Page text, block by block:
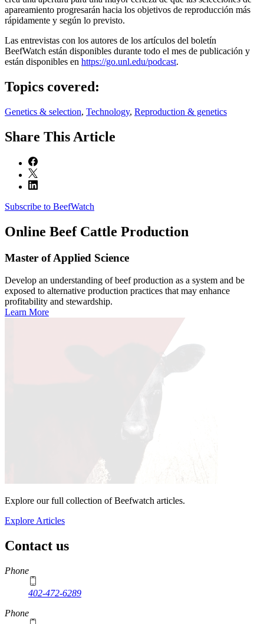
apareamiento progresarán hacia los objetivos de reproducción más
rápidamente y según lo previsto.
Las entrevistas con los autores de los artículos del boletín
BeefWatch están disponibles durante todo el mes de publicación y
están disponibles en https://go.unl.edu/podcast.
Topics covered:
Genetics & selection, Technology, Reproduction & genetics
Share This Article
Subscribe to BeefWatch
Online Beef Cattle Production
Master of Applied Science
Develop an understanding of beef production as a system and be
exposed to alternative production practices that may enhance
profitability and stewardship.
Learn More
Explore our full collection of Beefwatch articles.
Explore Articles
Contact us
https://
www.unl.edu
Phone
402-472-6289
Phone